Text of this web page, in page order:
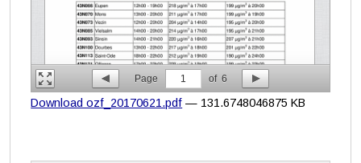
Page 1 of 6
Download ozf_20170621.pdf — 131.6748046875 KB